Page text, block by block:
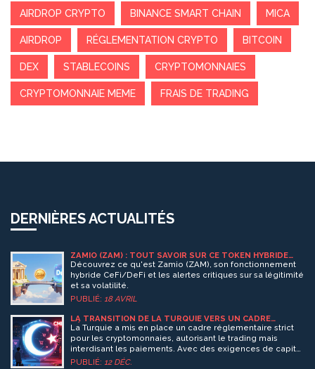
AIRDROP CRYPTO BINANCE SMART CHAIN MICA
AIRDROP RÉGLEMENTATION CRYPTO BITCOIN
DEX STABLECOINS CRYPTOMONNAIES
CRYPTOMONNAIE MEME FRAIS DE TRADING
DERNIÈRES ACTUALITÉS
ZAMIO (ZAM) : TOUT SAVOIR SUR CE TOKEN HYBRIDE
CEFI ET DEFI
Découvrez ce qu'est Zamio (ZAM), son fonctionnement
hybride CeFi/DeFi et les alertes critiques sur sa légitimité
et sa volatilité.
PUBLIÉ: 18 AVRIL
LA TRANSITION DE LA TURQUIE VERS UN CADRE
RÉGLEMENTAIRE COMPLET POUR LES
CRYPTOMONNAIES
La Turquie a mis en place un cadre réglementaire strict
pour les cryptomonnaies, autorisant le trading mais
interdisant les paiements. Avec des exigences de capital
élevées et des pouvoirs étendus pour MASAK, le pays
PUBLIÉ: 12 DÉC.